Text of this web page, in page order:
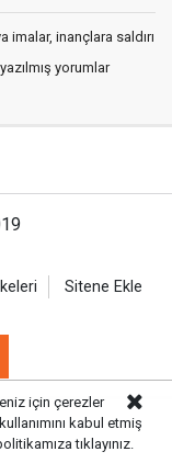
inançlara saldırı
yorumlar
Sitene Ekle
için çerezler
kabul etmiş
tıklayınız.